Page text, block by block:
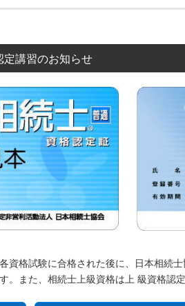
定講習のお知らせ
資格試験に合格された後に、日本相続
。また、相続士上級資格は上 級資格認